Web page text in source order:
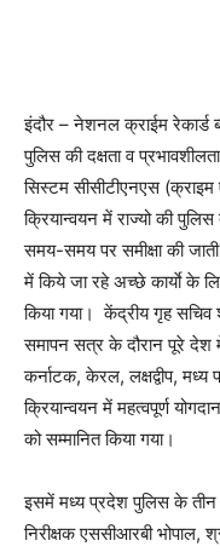
इंदौर – नेशनल क्राईम रेकार्ड
पुलिस की दक्षता व
सिस्टम सीसीटीएनएस
क्रियान्वयन में राज्यो की पुलिस
समय-समय पर समीक्षा की
में किये जा रहे अच्छे कार्याे के
किया गया। केंद्रीय गृह
समापन सत्र के दौरान पूरे देश
कर्नाटक, केरल, लक्षद्वीप,
क्रियान्वयन में महत्वपूर्ण
को सम्मानित किया गया।
इसमें मध्य प्रदेश पुलिस के तीन
निरीक्षक एससीआरबी भोपाल,